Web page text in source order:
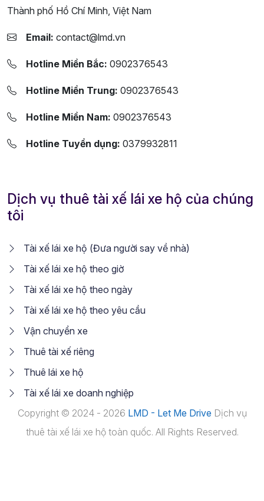
Thành phố Hồ Chí Minh, Việt Nam
Email: contact@lmd.vn
Hotline Miền Bắc: 0902376543
Hotline Miền Trung: 0902376543
Hotline Miền Nam: 0902376543
Hotline Tuyển dụng: 0379932811
Dịch vụ thuê tài xế lái xe hộ của chúng
tôi
Tài xế lái xe hộ (Đưa người say về nhà)
Tài xế lái xe hộ theo giờ
Tài xế lái xe hộ theo ngày
Tài xế lái xe hộ theo yêu cầu
Vận chuyển xe
Thuê tài xế riêng
Thuê lái xe hộ
Tài xế lái xe doanh nghiệp
Copyright © 2024 - 2026 LMD - Let Me Drive Dịch vụ
thuê tài xế lái xe hộ toàn quốc. All Rights Reserved.